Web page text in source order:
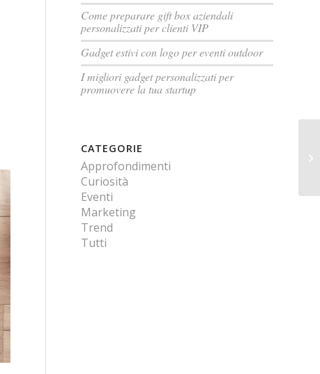
Come preparare gift box aziendali
personalizzati per clienti VIP
Gadget estivi con logo per eventi outdoor
I migliori gadget personalizzati per
promuovere la tua startup
CATEGORIE
Approfondimenti
Curiosità
Eventi
Marketing
Trend
Tutti